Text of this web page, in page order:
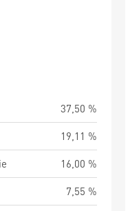
37,50 %
19,11 %
16,00 %
7,55 %